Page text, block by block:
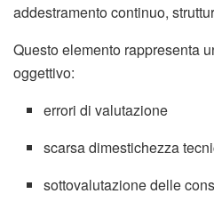
addestramento continuo,
Questo elemento rappresenta
oggettivo:
errori di valutazione
scarsa dimestichezza
sottovalutazione delle